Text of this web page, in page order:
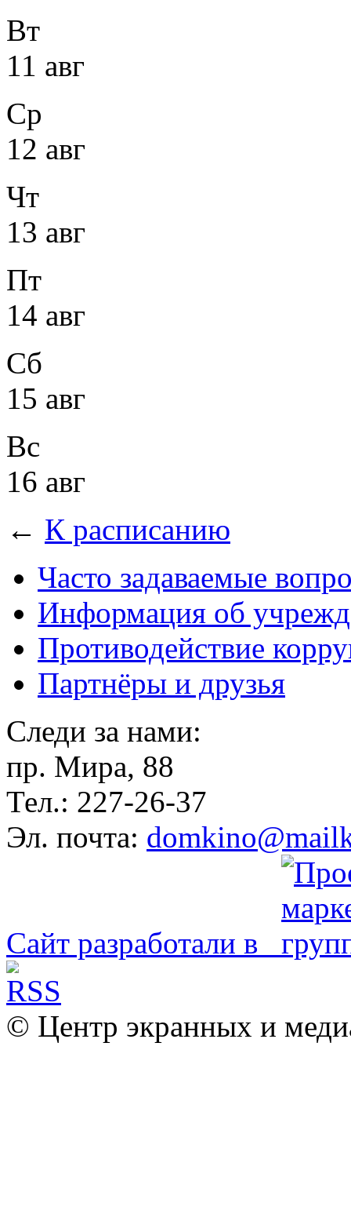
Вт
11 авг
Ср
12 авг
Чт
13 авг
Пт
14 авг
Сб
15 авг
Вс
16 авг
← К расписанию
Часто задаваемые
Информация об
Противодействие
Партнёры и друзья
Следи за нами:
пр. Мира, 88
Тел.: 227-26-37
Эл. почта:
Сайт разработали в
© Центр экранных и